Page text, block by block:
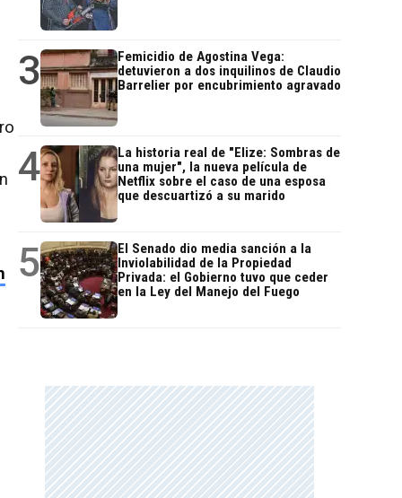
3
Femicidio de Agostina Vega:
detuvieron a dos inquilinos de Claudio
Barrelier por encubrimiento agravado
4
La historia real de "Elize: Sombras de
una mujer", la nueva película de
Netflix sobre el caso de una esposa
que descuartizó a su marido
5
El Senado dio media sanción a la
Inviolabilidad de la Propiedad
Privada: el Gobierno tuvo que ceder
en la Ley del Manejo del Fuego